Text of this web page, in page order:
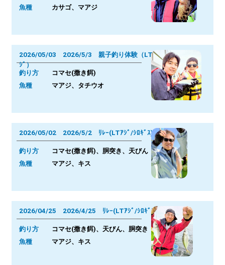
魚種 カサゴ、マアジ
2026/05/03 2026/5/3 親子釣り体験（LTｱ
ｼﾞ）
釣り方
コマセ(撒き餌)
魚種 マアジ、タチウオ
2026/05/02 2026/5/2 ﾘﾚｰ(LTｱｼﾞ/ｼﾛｷﾞｽ)
釣り方
コマセ(撒き餌)、胴突き、天びん
魚種 マアジ、キス
2026/04/25 2026/4/25 ﾘﾚｰ(LTｱｼﾞ/ｼﾛｷﾞｽ)
釣り方
コマセ(撒き餌)、天びん、胴突き
魚種 マアジ、キス